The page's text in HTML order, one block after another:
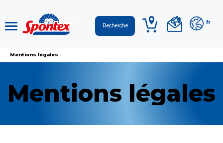
fr
Mentions légales
Mentions légales